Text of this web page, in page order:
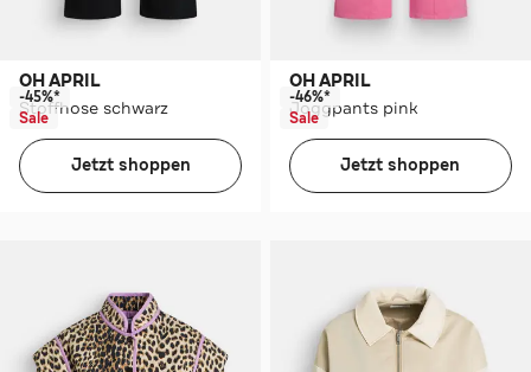
OH APRIL
Stoffhose schwarz
-45%*
Sale
Jetzt shoppen
OH APRIL
Joggpants pink
-46%*
Sale
Jetzt shoppen